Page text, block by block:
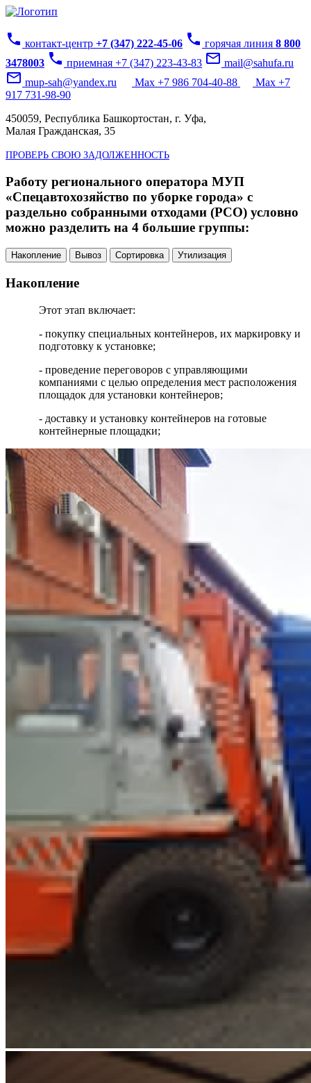
phone контакт-центр +7 (347) 222-45-06 phone горячая линия 8 800
3478003 phone приемная +7 (347) 223-43-83 mail_outline mail@sahufa.ru
mail_outline mup-sah@yandex.ru Max +7 986 704-40-88
Max +7
917 731-98-90
450059, Республика Башкортостан, г. Уфа,
Малая Гражданская, 35
ПРОВЕРЬ СВОЮ ЗАДОЛЖЕННОСТЬ
Работу регионального оператора МУП
«Спецавтохозяйство по уборке города» с
раздельно собранными отходами (РСО) условно
можно разделить на 4 большие группы:
Накопление Вывоз Сортировка Утилизация
Накопление
Этот этап включает:
- покупку специальных контейнеров, их маркировку и
подготовку к установке;
- проведение переговоров с управляющими
компаниями с целью определения мест расположения
площадок для установки контейнеров;
- доставку и установку контейнеров на готовые
контейнерные площадки;